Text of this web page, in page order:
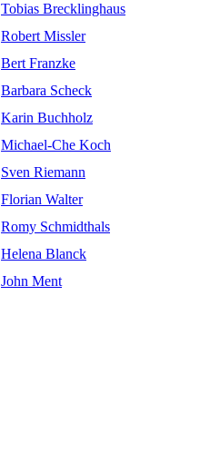
Tobias Brecklinghaus
Robert Missler
Bert Franzke
Barbara Scheck
Karin Buchholz
Michael-Che Koch
Sven Riemann
Florian Walter
Romy Schmidthals
Helena Blanck
John Ment